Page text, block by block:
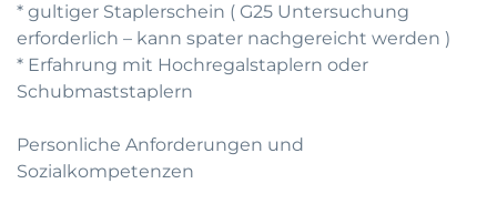
* gultiger Staplerschein ( G25 Untersuchung
erforderlich – kann spater nachgereicht werden )
* Erfahrung mit Hochregalstaplern oder
Schubmaststaplern
Personliche Anforderungen und
Sozialkompetenzen